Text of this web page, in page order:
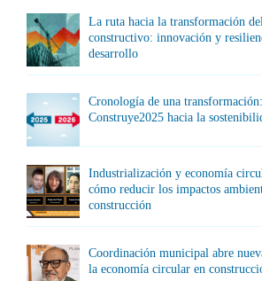
La ruta hacia la transformación
constructivo: innovación y
desarrollo
Cronología de una
Construye2025 hacia la
Industrialización y economía
cómo reducir los impactos
construcción
Coordinación municipal abre
la economía circular en